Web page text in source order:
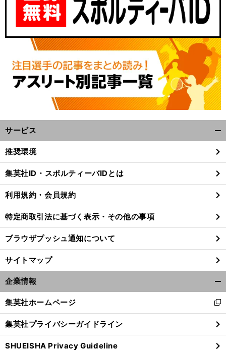
サービス
閉
る
推奨環境
集英社ID・スポルティーバIDとは
利用規約・会員規約
特定商取引法に基づく表示・その他の事項
ブラウザプッシュ通知について
サイトマップ
企業情報
閉
る
集英社ホームページ
新
し
い
ウ
ィ
集英社プライバシーガイドライン
SHUEISHA Privacy Guideline